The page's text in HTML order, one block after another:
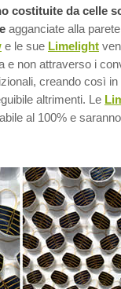
costituite da celle
agganciate alla
e le sue Limelight
e non attraverso i
creando così in
altrimenti. Le
al 100% e